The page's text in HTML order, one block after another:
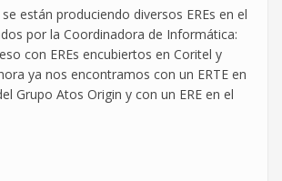
están produciendo diversos EREs en el
por la Coordinadora de Informática:
con EREs encubiertos en Coritel y
ya nos encontramos con un ERTE en
Grupo Atos Origin y con un ERE en el